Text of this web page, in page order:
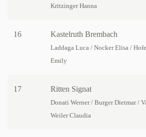
Kritzinger Hanna
16 Kastelruth Brembach
Laddaga Luca / Nocker Elisa /
Emily
17 Ritten Signat
Donati Werner / Burger Dietmar /
Weiler Claudia